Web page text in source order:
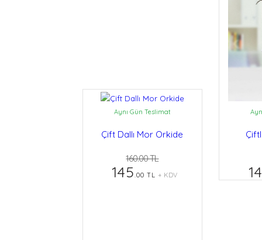
Aynı Gün Teslimat
Çift Dallı Mor Orkide
160.00 TL
145.00 TL+ KDV